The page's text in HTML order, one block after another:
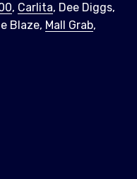
, Carlita, Dee Diggs,
Blaze, Mall Grab,